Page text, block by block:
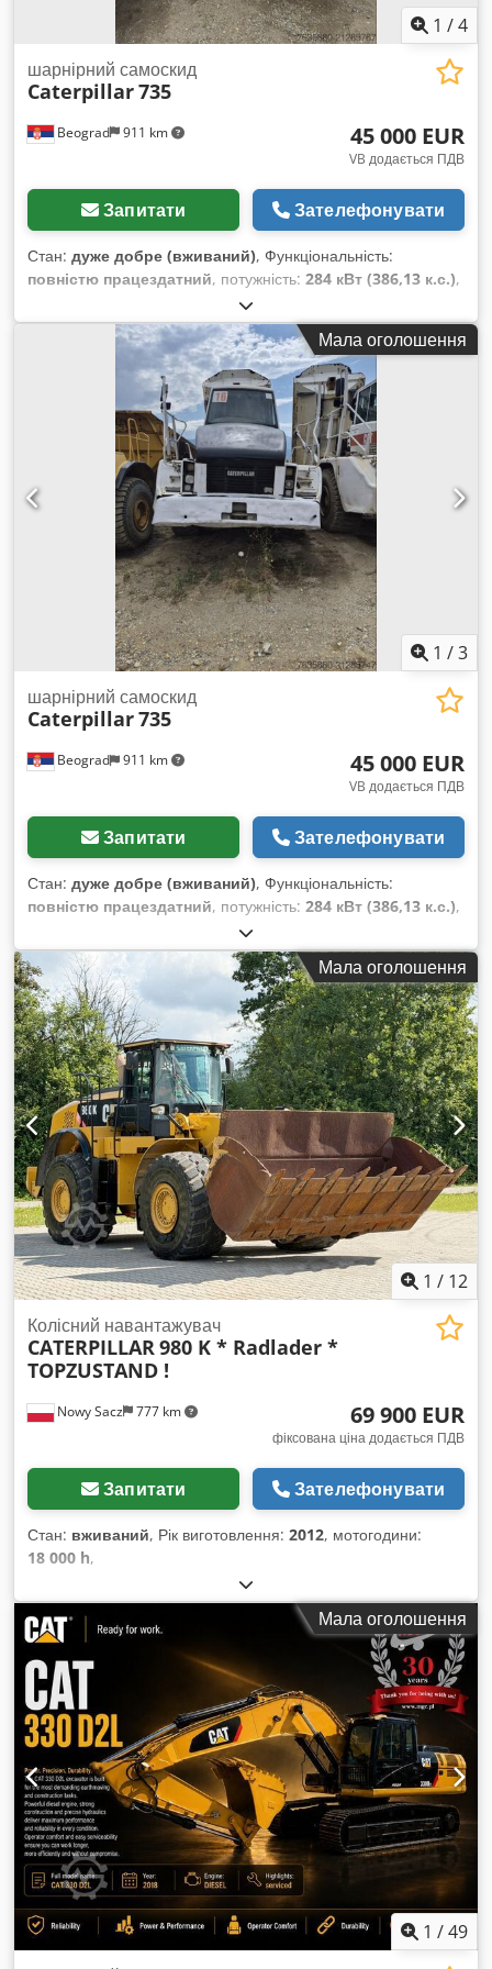
1 /4
Beograd 911 km
шарнірний самоскид
Caterpillar735
45 000 EUR
VB додається ПДВ
Запитати Зателефонувати
Стан: дуже добре (вживаний), Функціональність:
повністю працездатний, потужність: 284 кВт (386,13 к.с.),
, максимальна вага навантаження:
Рік виготовлення:2007, номер машини/транспортного
CAT00735VB1N00936, Самоскид у відмінному стані.
Dksdpfoylw Riex Adyjr
Мала оголошення
1 /3
Beograd 911 km
шарнірний самоскид
Caterpillar735
45 000 EUR
VB додається ПДВ
Запитати Зателефонувати
Стан: дуже добре (вживаний), Функціональність:
повністю працездатний, потужність: 284 кВт (386,13 к.с.),
, максимальна вага навантаження:
Рік виготовлення:2007, номер машини/транспортного
засобу:CAT00735JB1N00920, Машина повністю
працездатна. Dedpfxsylw Nxs Adyskr
Мала оголошення
1 / 12
Nowy Sacz 777 km
Колісний навантажувач
CATERPILLAR980 K * Radlader *
TOPZUSTAND !
69 900 EUR
фіксована ціна додається ПДВ
Запитати Зателефонувати
Стан: вживаний, Рік виготовлення: 2012, мотогодини:
18 000 h,
Мала оголошення
1 /49